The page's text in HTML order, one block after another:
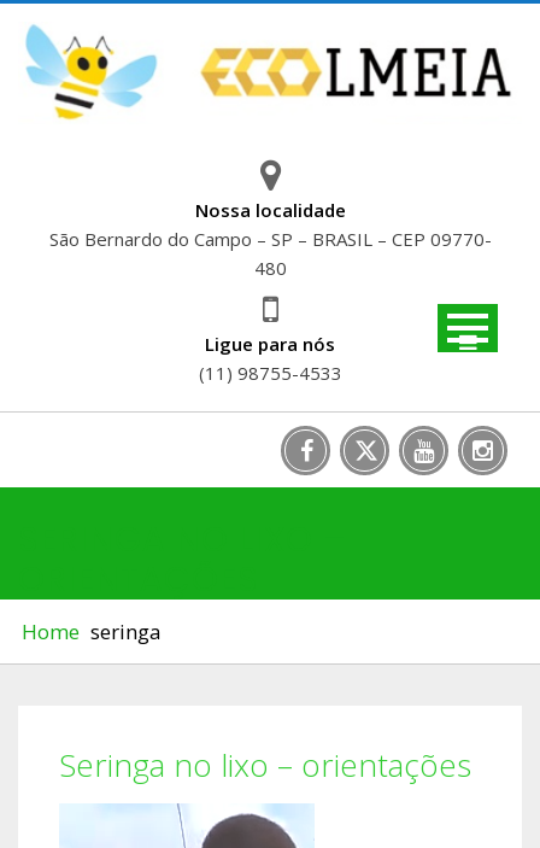
content
Nossa localidade
São Bernardo do Campo – SP – BRASIL – CEP 09770-
480
Ligue para nós
(11) 98755-4533
Home seringa
Seringa no lixo – orientações